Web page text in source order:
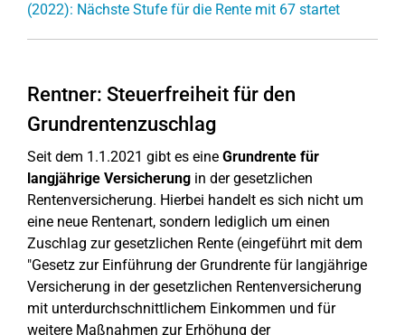
(2022): Nächste Stufe für die Rente mit 67 startet
Rentner: Steuerfreiheit für den
Grundrentenzuschlag
Seit dem 1.1.2021 gibt es eine Grundrente für
langjährige Versicherung in der gesetzlichen
Rentenversicherung. Hierbei handelt es sich nicht um
eine neue Rentenart, sondern lediglich um einen
Zuschlag zur gesetzlichen Rente (eingeführt mit dem
"Gesetz zur Einführung der Grundrente für langjährige
Versicherung in der gesetzlichen Rentenversicherung
mit unterdurchschnittlichem Einkommen und für
weitere Maßnahmen zur Erhöhung der